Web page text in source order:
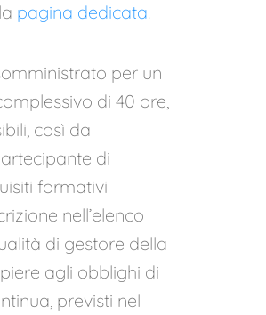
pagina dedicata.
per un
di 40 ore,
così da
di
formativi
nell’elenco
di gestore della
agli obblighi di
previsti nel